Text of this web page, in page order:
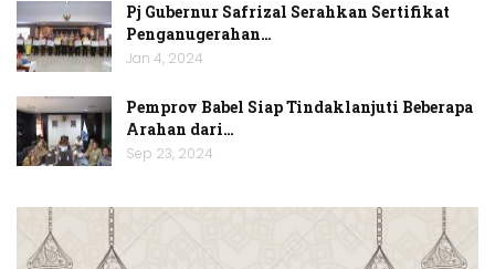
Pj Gubernur Safrizal Serahkan Sertifikat
Penganugerahan…
Jan 4, 2024
Pemprov Babel Siap Tindaklanjuti Beberapa
Arahan dari…
Sep 23, 2024